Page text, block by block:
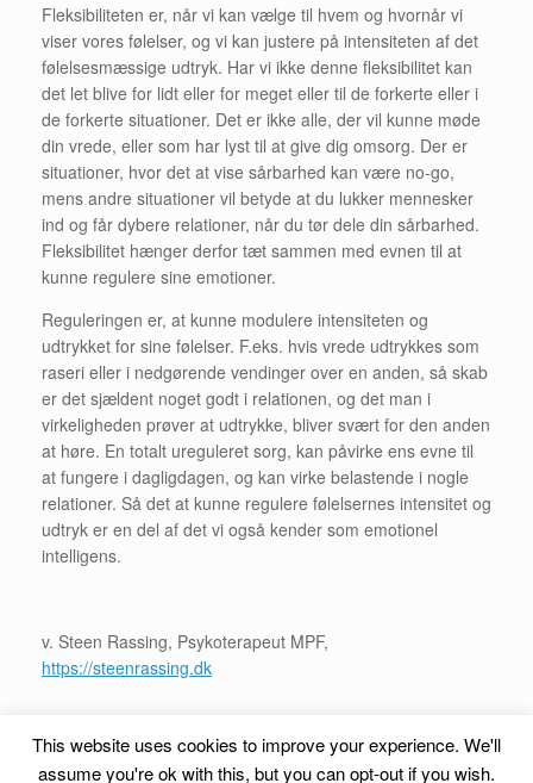
Fleksibiliteten er, når vi kan vælge til hvem og hvornår vi
viser vores følelser, og vi kan justere på intensiteten af det
følelsesmæssige udtryk. Har vi ikke denne fleksibilitet kan
det let blive for lidt eller for meget eller til de forkerte eller i
de forkerte situationer. Det er ikke alle, der vil kunne møde
din vrede, eller som har lyst til at give dig omsorg. Der er
situationer, hvor det at vise sårbarhed kan være no-go,
mens andre situationer vil betyde at du lukker mennesker
ind og får dybere relationer, når du tør dele din sårbarhed.
Fleksibilitet hænger derfor tæt sammen med evnen til at
kunne regulere sine emotioner.
Reguleringen er, at kunne modulere intensiteten og
udtrykket for sine følelser. F.eks. hvis vrede udtrykkes som
raseri eller i nedgørende vendinger over en anden, så skab
er det sjældent noget godt i relationen, og det man i
virkeligheden prøver at udtrykke, bliver svært for den anden
at høre. En totalt ureguleret sorg, kan påvirke ens evne til
at fungere i dagligdagen, og kan virke belastende i nogle
relationer. Så det at kunne regulere følelsernes intensitet og
udtryk er en del af det vi også kender som emotionel
intelligens.
v. Steen Rassing, Psykoterapeut MPF,
https://steenrassing.dk
This website uses cookies to improve your experience. We'll
assume you're ok with this, but you can opt-out if you wish.